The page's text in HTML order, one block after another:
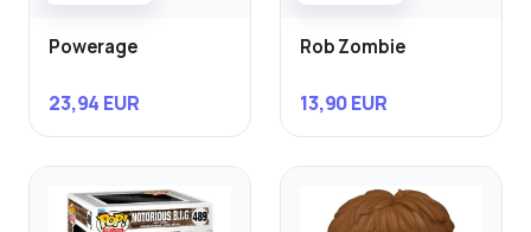
Powerage
23,94 EUR
Rob Zombie
13,90 EUR